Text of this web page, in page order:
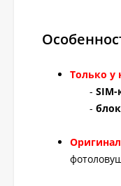
Только у
- SIM-
-